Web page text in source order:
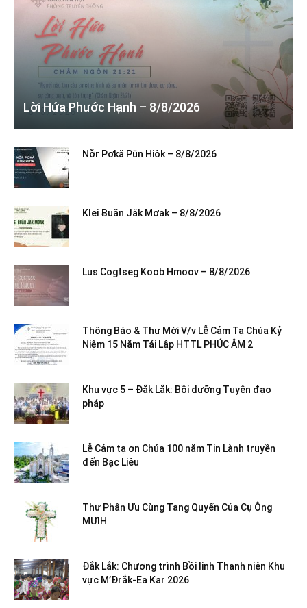
Lời Hứa Phước Hạnh – 8/8/2026
Nơ̆r Pơkă Pŭn Hiôk – 8/8/2026
Klei Ƀuăn Jăk Mơak – 8/8/2026
Lus Cogtseg Koob Hmoov – 8/8/2026
Thông Báo & Thư Mời V/v Lễ Cảm Tạ Chúa Kỷ
Niệm 15 Năm Tái Lập HTTL PHÚC ÂM 2
Khu vực 5 – Đắk Lắk: Bồi dưỡng Tuyên đạo
pháp
Lễ Cảm tạ ơn Chúa 100 năm Tin Lành truyền
đến Bạc Liêu
Thư Phân Ưu Cùng Tang Quyến Của Cụ Ông
MƯIH
Đắk Lắk: Chương trình Bồi linh Thanh niên Khu
vực M’Đrắk-Ea Kar 2026